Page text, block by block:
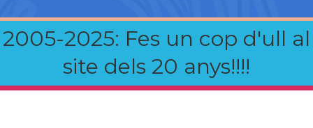
2005-2025: Fes un cop d'ull al
site dels 20 anys!!!!